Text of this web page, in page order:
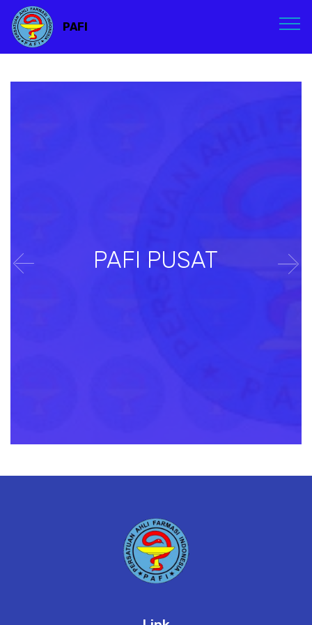
PAFI
PAFI PUSAT
Previous